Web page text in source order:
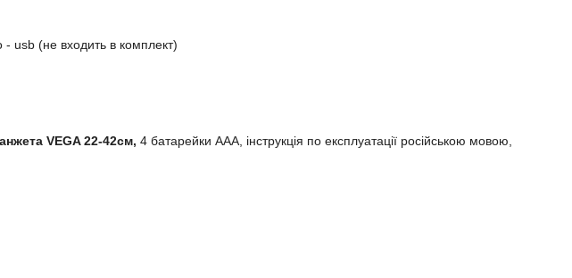
- usb (не входить в комплект)
VEGA 22-42см, 4 батарейки ААА, інструкція по експлуатації російською мовою,